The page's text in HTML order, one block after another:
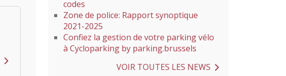
codes
Zone de police: Rapport synoptique
2021-2025
Confiez la gestion de votre parking vélo
à Cycloparking by parking.brussels
VOIR TOUTES LES NEWS